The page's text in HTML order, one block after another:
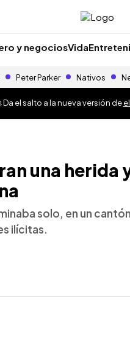
y negociosVida
Peter Parker Nativos
el salto a la nueva versión de
una herida
solo, en un
ilícitas.